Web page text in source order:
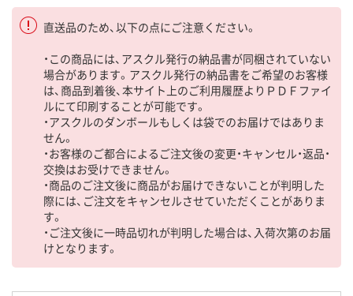
直送品のため、以下の点にご注意ください。
・この商品には、アスクル発行の納品書が同梱されていない
場合があります。アスクル発行の納品書をご希望のお客様
は、商品到着後、本サイト上のご利用履歴よりＰＤＦファイ
ルにて印刷することが可能です。
・アスクルのダンボールもしくは袋でのお届けではありま
せん。
・お客様のご都合によるご注文後の変更・キャンセル・返品・
交換はお受けできません。
・商品のご注文後に商品がお届けできないことが判明した
際には、ご注文をキャンセルさせていただくことがありま
す。
・ご注文後に一時品切れが判明した場合は、入荷次第のお届
けとなります。